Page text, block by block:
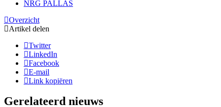
NRG PALLAS
Overzicht
Artikel delen
Twitter
LinkedIn
Facebook
E-mail
Link kopiëren
Gerelateerd nieuws